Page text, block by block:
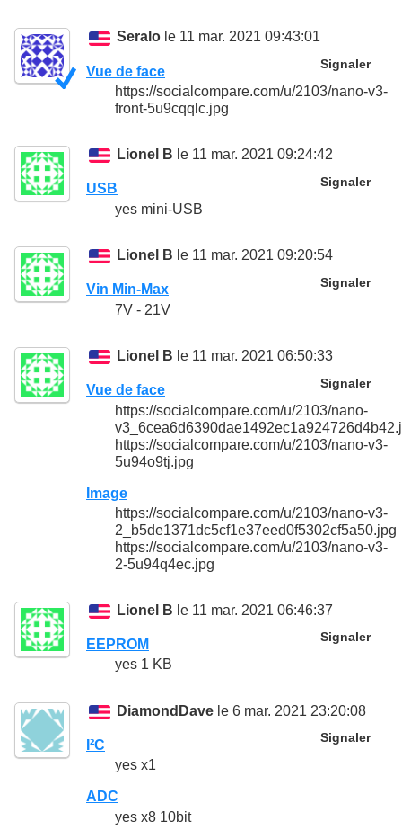
Seralo le 11 mar. 2021 09:43:01
Signaler
Vue de face
https://socialcompare.com/u/2103/nano-v3-
front-5u9cqqlc.jpg
Lionel B le 11 mar. 2021 09:24:42
Signaler
USB
yes mini-USB
Lionel B le 11 mar. 2021 09:20:54
Signaler
Vin Min-Max
7V - 21V
Lionel B le 11 mar. 2021 06:50:33
Signaler
Vue de face
https://socialcompare.com/u/2103/nano-
https://socialcompare.com/u/2103/nano-v3-
5u94o9tj.jpg
Image
https://socialcompare.com/u/2103/nano-v3-
2_b5de1371dc5cf1e37eed0f5302cf5a50.jpg
https://socialcompare.com/u/2103/nano-v3-
2-5u94q4ec.jpg
Lionel B le 11 mar. 2021 06:46:37
Signaler
EEPROM
yes 1 KB
DiamondDave le 6 mar. 2021 23:20:08
Signaler
I²C
yes x1
ADC
yes x8 10bit